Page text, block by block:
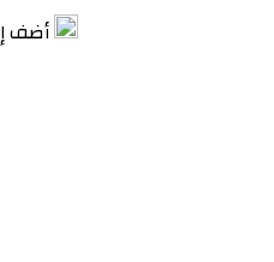
أضف إلى السلة